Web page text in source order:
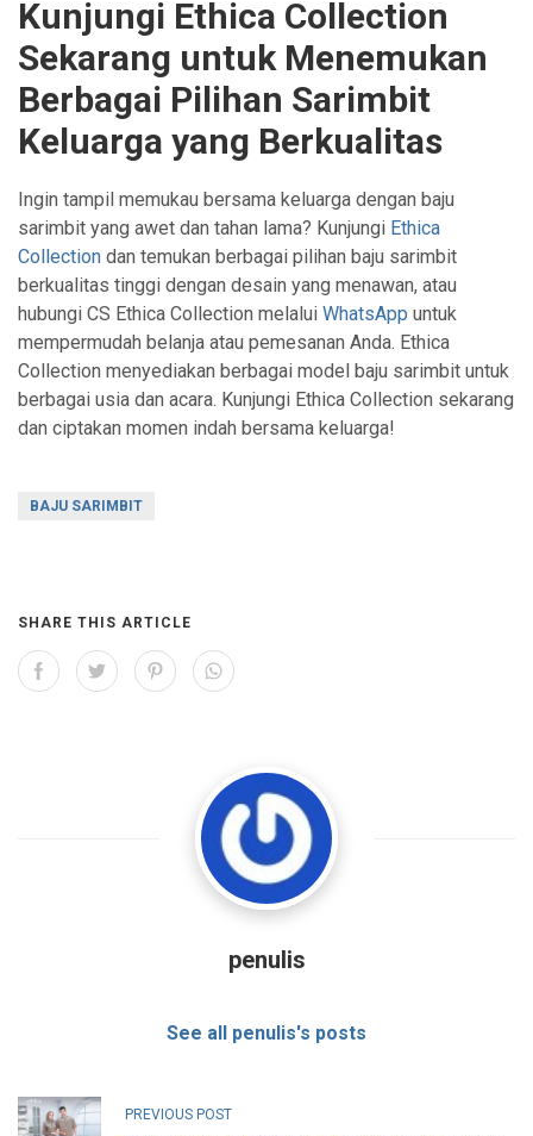
Kunjungi Ethica Collection
Sekarang untuk Menemukan
Berbagai Pilihan Sarimbit
Keluarga yang Berkualitas
Ingin tampil memukau bersama keluarga dengan baju
sarimbit yang awet dan tahan lama? Kunjungi Ethica
Collection dan temukan berbagai pilihan baju sarimbit
berkualitas tinggi dengan desain yang menawan, atau
hubungi CS Ethica Collection melalui WhatsApp untuk
mempermudah belanja atau pemesanan Anda. Ethica
Collection menyediakan berbagai model baju sarimbit untuk
berbagai usia dan acara. Kunjungi Ethica Collection sekarang
dan ciptakan momen indah bersama keluarga!
BAJU SARIMBIT
SHARE THIS ARTICLE
penulis
See all penulis's posts
PREVIOUS POST